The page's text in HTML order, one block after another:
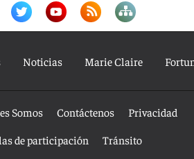
Noticias Marie Claire
Somos Contáctenos
Privacidad
de participación Tránsito